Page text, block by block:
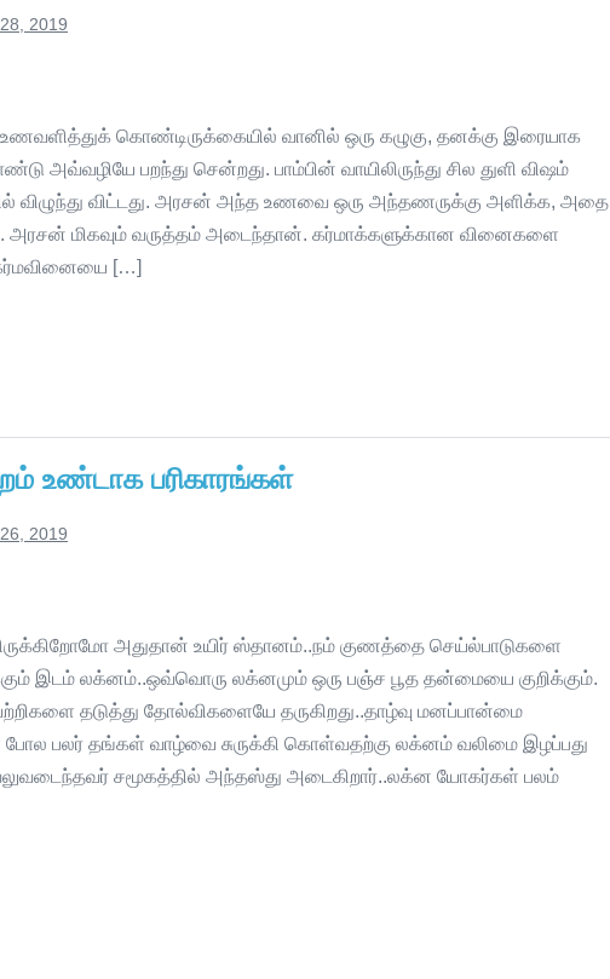
2019
கொண்டிருக்கையில் வானில் ஒரு கழுகு, தனக்கு இரையாக
அவ்வழியே பறந்து சென்றது. பாம்பின் வாயிலிருந்து சில துளி விஷம்
விழுந்து விட்டது. அரசன் அந்த உணவை ஒரு அந்தணருக்கு அளிக்க, அதை
மிகவும் வருத்தம் அடைந்தான். கர்மாக்களுக்கான வினைகளை
கர்மவினையை […]
உண்டாக பரிகாரங்கள்
2019
அதுதான் உயிர் ஸ்தானம்..நம் குணத்தை செய்ல்பாடுகளை
இடம் லக்னம்..ஒவ்வொரு லக்னமும் ஒரு பஞ்ச பூத தன்மையை குறிக்கும்.
தடுத்து தோல்விகளையே தருகிறது..தாழ்வு மனப்பான்மை
போல பலர் தங்கள் வாழ்வை சுருக்கி கொள்வதற்கு லக்னம் வலிமை இழப்பது
சமூகத்தில் அந்தஸ்து அடைகிறார்..லக்ன யோகர்கள் பலம்